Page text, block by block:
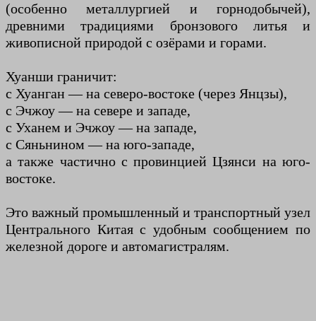
(особенно металлургией и горнодобычей),
древними традициями бронзового литья и
живописной природой с озёрами и горами.
Хуанши граничит:
с Хуанган — на северо-востоке (через Янцзы),
с Эчжоу — на севере и западе,
с Уханем и Эчжоу — на западе,
с Сяньнином — на юго-западе,
а также частично с провинцией Цзянси на юго-
востоке.
Это важный промышленный и транспортный узел
Центрального Китая с удобным сообщением по
железной дороге и автомагистралям.